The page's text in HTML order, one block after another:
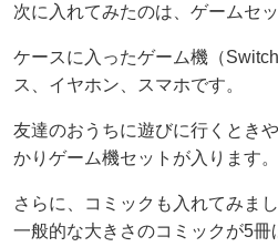
次に入れてみたのは、ゲームセッ
ケースに入ったゲーム機（
ス、イヤホン、スマホです。
友達のおうちに遊びに行くとき
かりゲーム機セットが入ります。
さらに、コミックも入れてみまし
一般的な大きさのコミックが5冊